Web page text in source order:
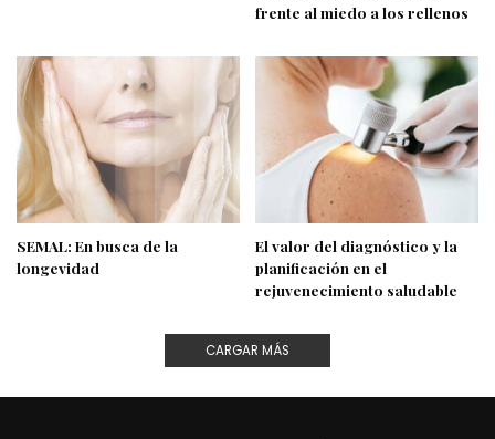
frente al miedo a los rellenos
SEMAL: En busca de la
longevidad
El valor del diagnóstico y la
planificación en el
rejuvenecimiento saludable
CARGAR MÁS